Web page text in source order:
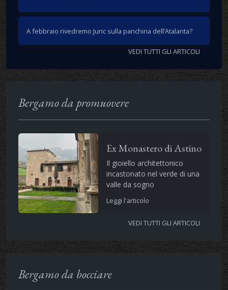
A febbraio rivedremo Juric sulla panchina dell’Atalanta?
VEDI TUTTI GLI ARTICOLI
Bergamo da promuovere
Ex Monastero di Astino
Il gioiello architettonico
incastonato nel verde di una
valle da sogno
Leggi l'articolo
VEDI TUTTI GLI ARTICOLI
Bergamo da bocciare